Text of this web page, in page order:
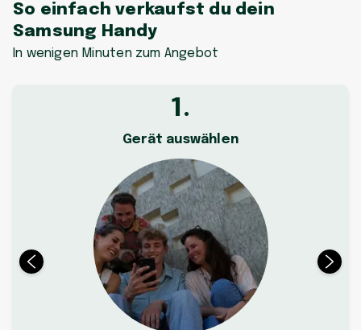
So einfach verkaufst du dein
Samsung Handy
In wenigen Minuten zum Angebot
1.
Gerät auswählen